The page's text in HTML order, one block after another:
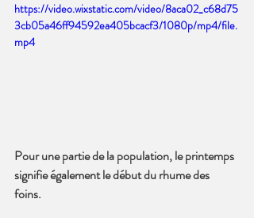
https://video.wixstatic.com/video/8aca02_c68d75
3cb05a46ff94592ea405bcacf3/1080p/mp4/file.
mp4
Pour une partie de la population, le printemps
signifie également le début du rhume des
foins.